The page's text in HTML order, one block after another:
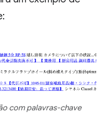
com palavras-chave